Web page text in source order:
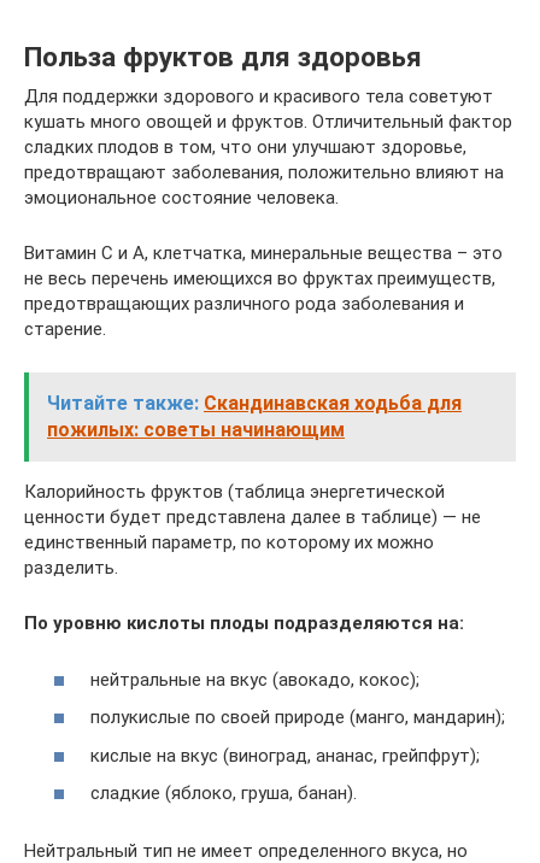
Польза фруктов для здоровья
Для поддержки здорового и красивого тела советуют
кушать много овощей и фруктов. Отличительный фактор
сладких плодов в том, что они улучшают здоровье,
предотвращают заболевания, положительно влияют на
эмоциональное состояние человека.
Витамин С и А, клетчатка, минеральные вещества – это
не весь перечень имеющихся во фруктах преимуществ,
предотвращающих различного рода заболевания и
старение.
Читайте также: Скандинавская ходьба для
пожилых: советы начинающим
Калорийность фруктов (таблица энергетической
ценности будет представлена далее в таблице) — не
единственный параметр, по которому их можно
разделить.
По уровню кислоты плоды подразделяются на:
нейтральные на вкус (авокадо, кокос);
полукислые по своей природе (манго, мандарин);
кислые на вкус (виноград, ананас, грейпфрут);
сладкие (яблоко, груша, банан).
Нейтральный тип не имеет определенного вкуса, но